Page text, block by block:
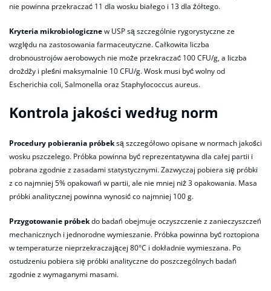
nie powinna przekraczać 11 dla wosku białego i 13 dla żółtego.
Kryteria mikrobiologicznew USP są szczególnie rygorystyczne ze
względu na zastosowania farmaceutyczne. Całkowita liczba
drobnoustrojów aerobowych nie może przekraczać 100 CFU/g, a liczba
drożdży i pleśni maksymalnie 10 CFU/g. Wosk musi być wolny od
Escherichia coli, Salmonella oraz Staphylococcus aureus.
Kontrola jakości według norm
Procedury pobierania próbeksą szczegółowo opisane w normach jakości
wosku pszczelego. Próbka powinna być reprezentatywna dla całej partii i
pobrana zgodnie z zasadami statystycznymi. Zazwyczaj pobiera się próbki
z co najmniej 5% opakowań w partii, ale nie mniej niż 3 opakowania. Masa
próbki analitycznej powinna wynosić co najmniej 100 g.
Przygotowanie próbekdo badań obejmuje oczyszczenie z zanieczyszczeń
mechanicznych i jednorodne wymieszanie. Próbka powinna być roztopiona
w temperaturze nieprzekraczającej 80°C i dokładnie wymieszana. Po
ostudzeniu pobiera się próbki analityczne do poszczególnych badań
zgodnie z wymaganymi masami.